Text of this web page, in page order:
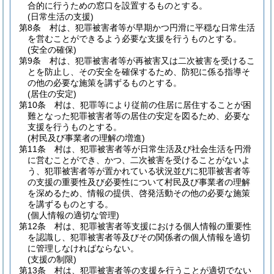
合的に行うための窓口を設置するものとする。
(日常生活の支援)
第8条
村は、犯罪被害者等が早期かつ円滑に平穏な日常生活
を営むことができるよう必要な支援を行うものとする。
(安全の確保)
第9条
村は、犯罪被害者等が再被害又は二次被害を受けるこ
とを防止し、その安全を確保するため、防犯に係る指導そ
の他の必要な施策を講ずるものとする。
(居住の安定)
第10条
村は、犯罪等により従前の住居に居住することが困
難となった犯罪被害者等の居住の安定を図るため、必要な
支援を行うものとする。
(村民及び事業者の理解の増進)
第11条
村は、犯罪被害者等が日常生活及び社会生活を円滑
に営むことができ、かつ、二次被害を受けることがないよ
う、犯罪被害者等が置かれている状況並びに犯罪被害者等
の支援の重要性及び必要性について村民及び事業者の理解
を深めるため、情報の提供、啓発活動その他の必要な施策
を講ずるものとする。
(個人情報の適切な管理)
第12条
村は、犯罪被害者等支援における個人情報の重要性
を認識し、犯罪被害者等及びその関係者の個人情報を適切
に管理しなければならない。
(支援の制限)
第13条
村は、犯罪被害者等の支援を行うことが適切でない